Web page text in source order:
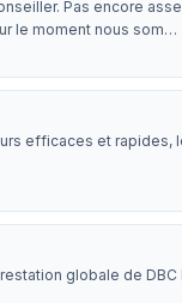
Pas encore
le moment nous som…
efficaces et rapides,
globale de DBC